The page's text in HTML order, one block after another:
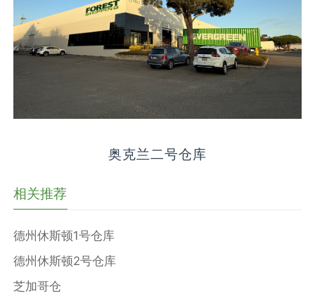
奥克兰二号仓库
相关推荐
德州休斯顿1号仓库
德州休斯顿2号仓库
芝加哥仓